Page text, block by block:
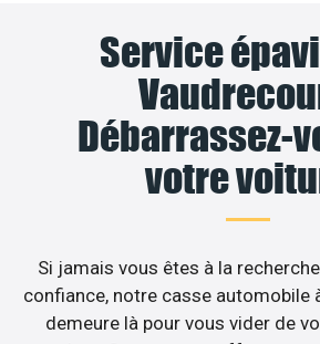
Service
Débarrassez-
votre
Si jamais vous êtes à la
confiance, notre casse automobile
demeure là pour vous vider de